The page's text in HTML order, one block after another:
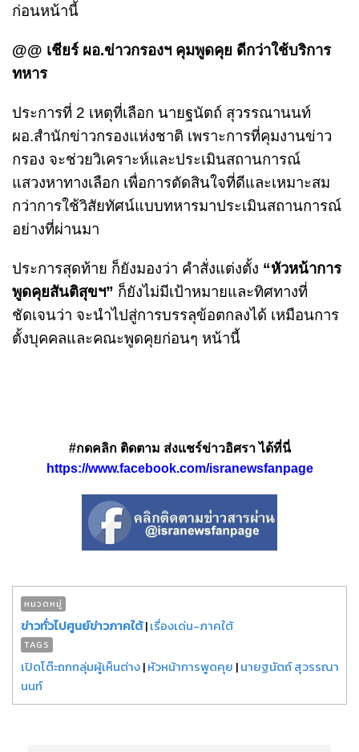
ก่อนหน้านี้
@@ เชียร์ ผอ.ข่าวกรองฯ คุมพูดคุย ดีกว่าใช้บริการ
ทหาร
ประการที่ 2 เหตุที่เลือก นายฐนัตถ์ สุวรรณานนท์
ผอ.สำนักข่าวกรองแห่งชาติ เพราะการที่คุมงานข่าว
กรอง จะช่วยวิเคราะห์และประเมินสถานการณ์
แสวงหาทางเลือก เพื่อการตัดสินใจที่ดีและเหมาะสม
กว่าการใช้วิสัยทัศน์แบบทหารมาประเมินสถานการณ์
อย่างที่ผ่านมา
ประการสุดท้าย ก็ยังมองว่า คำสั่งแต่งตั้ง “หัวหน้าการ
พูดคุยสันติสุขฯ” ก็ยังไม่มีเป้าหมายและทิศทางที่
ชัดเจนว่า จะนำไปสู่การบรรลุข้อตกลงได้ เหมือนการ
ตั้งบุคคลและคณะพูดคุยก่อนๆ หน้านี้
#กดคลิก ติดตาม ส่งแชร์ข่าวอิศรา ได้ที่นี่
https://www.facebook.com/isranewsfanpage
หมวดหมู่
ข่าวทั่วไปศูนย์ข่าวภาคใต้|เรื่องเด่น-ภาคใต้
TAGS
เปิดโต๊ะถกกลุ่มผู้เห็นต่าง|หัวหน้าการพูดคุย |นายฐนัตถ์ สุวรรณา
นนท์